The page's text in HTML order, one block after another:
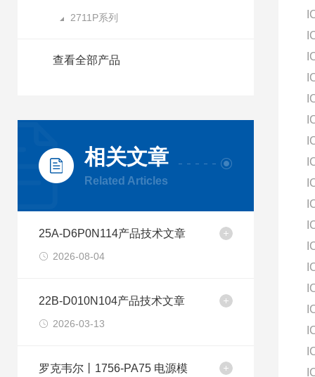
2711P系列
查看全部产品
相关文章
Related Articles
25A-D6P0N114产品技术文章
2026-08-04
22B-D010N104产品技术文章
2026-03-13
罗克韦尔丨1756-PA75 电源模